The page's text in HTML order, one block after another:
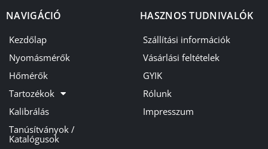
NAVIGÁCIÓ
Kezdőlap
Nyomásmérők
Hőmérők
Tartozékok
Kalibrálás
Tanúsítványok /
Katalógusok
HASZNOS TUDNIVALÓK
Szállítási információk
Vásárlási feltételek
GYIK
Rólunk
Impresszum